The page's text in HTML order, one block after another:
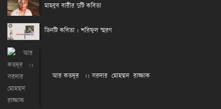
মাহবুব বারীর দুটি কবিতা
তিনটি কবিতা । শরিফুল স্মরণ
আর কতদূর ।। সরদার মোহম্মদ রাজ্জাক